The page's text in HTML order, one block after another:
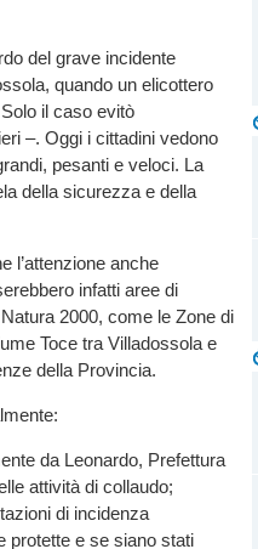
del grave incidente
quando un elicottero
il caso evitò
–. Oggi i cittadini vedono
pesanti e veloci. La
della sicurezza e della
l’attenzione anche
infatti aree di
2000, come le Zone di
Toce tra Villadossola e
della Provincia.
da Leonardo, Prefettura
attività di collaudo;
di incidenza
protette e se siano stati